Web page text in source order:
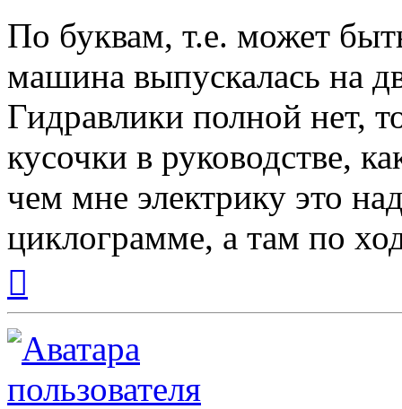
По буквам, т.е. может
машина выпускалась на
Гидравлики полной нет,
кусочки в руководстве,
чем мне электрику это
циклограмме, а там по
началу